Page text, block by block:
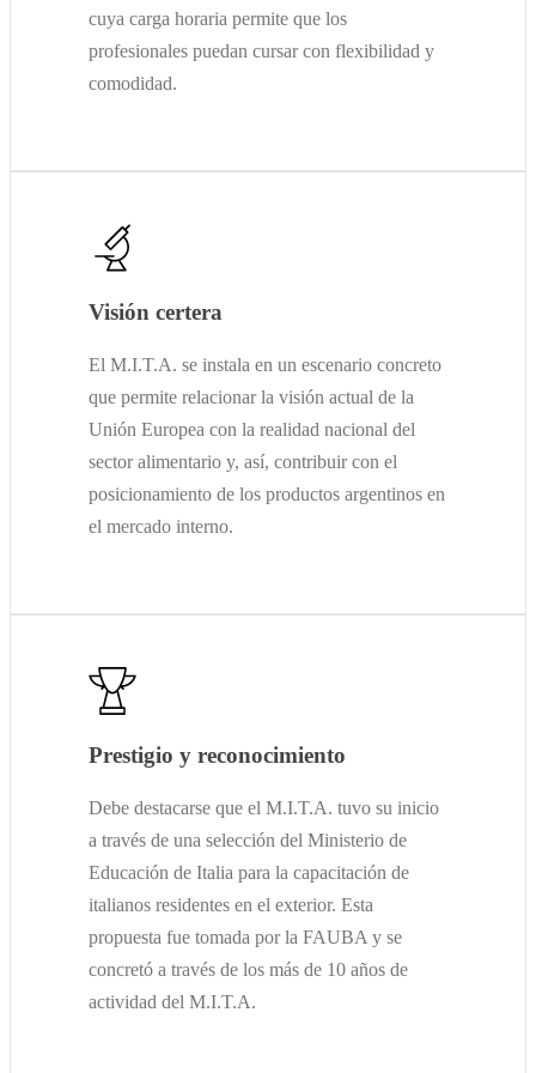
cuya carga horaria permite que los
profesionales puedan cursar con flexibilidad y
comodidad.
Visión certera
El M.I.T.A. se instala en un escenario concreto
que permite relacionar la visión actual de la
Unión Europea con la realidad nacional del
sector alimentario y, así, contribuir con el
posicionamiento de los productos argentinos en
el mercado interno.
Prestigio y reconocimiento
Debe destacarse que el M.I.T.A. tuvo su inicio
a través de una selección del Ministerio de
Educación de Italia para la capacitación de
italianos residentes en el exterior. Esta
propuesta fue tomada por la FAUBA y se
concretó a través de los más de 10 años de
actividad del M.I.T.A.